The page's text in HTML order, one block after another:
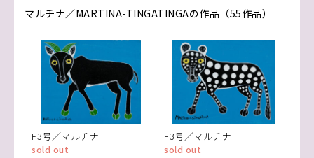
マルチナ／MARTINA-TINGATINGAの作品（55作品）
F3号／マルチナ
sold out
F3号／マルチナ
sold out